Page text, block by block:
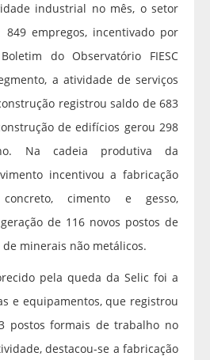
industrial no mês, o setor
empregos, incentivado por
do Observatório FIESC
a atividade de serviços
registrou saldo de 683
de edifícios gerou 298
Na cadeia produtiva da
incentivou a fabricação
cimento e gesso,
de 116 novos postos de
minerais não metálicos.
pela queda da Selic foi a
e equipamentos, que registrou
postos formais de trabalho no
destacou-se a fabricação